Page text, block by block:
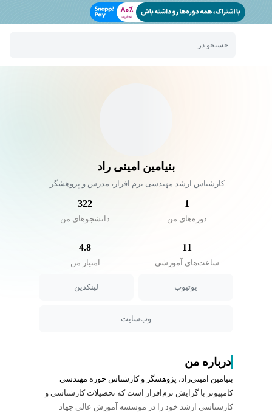
جستجو در
بنیامین امینی راد
کارشناس ارشد مهندسی نرم افزار، مدرس و پژوهشگر.
1
دوره‌های من
322
دانشجو‌های من
11
ساعت‌های آموزشی
4.8
امتیاز من
یوتیوب لینکدین
وب‌سایت
درباره من
بنیامین امینی‌راد، پژوهشگر و کارشناس حوزه مهندسی
کامپیوتر با گرایش نرم‌افزار است که تحصیلات کارشناسی و
کارشناسی ارشد خود را در موسسه آموزش عالی جهاد